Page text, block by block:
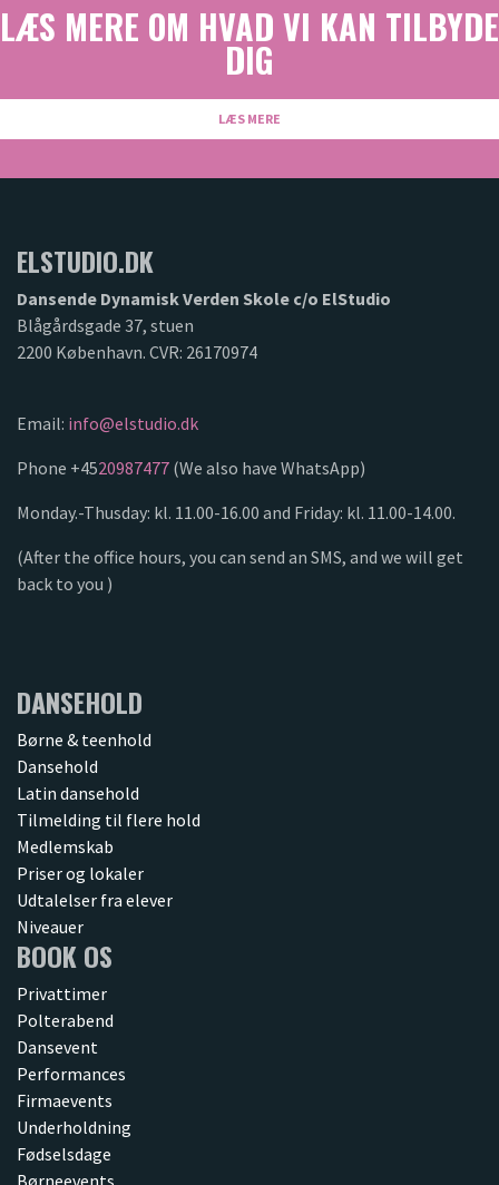
LÆS MERE OM HVAD VI KAN TILBYDE
DIG
LÆS MERE
ELSTUDIO.DK
Dansende Dynamisk Verden Skole c/o ElStudio
Blågårdsgade 37, stuen
2200 København. CVR: 26170974
Email: info@elstudio.dk
Phone +4520987477 (We also have WhatsApp)
Monday.-Thusday: kl. 11.00-16.00 and Friday: kl. 11.00-14.00.
(After the office hours, you can send an SMS, and we will get
back to you )
DANSEHOLD
Børne & teenhold
Dansehold
Latin dansehold
Tilmelding til flere hold
Medlemskab
Priser og lokaler
Udtalelser fra elever
Niveauer
BOOK OS
Privattimer
Polterabend
Dansevent
Performances
Firmaevents
Underholdning
Fødselsdage